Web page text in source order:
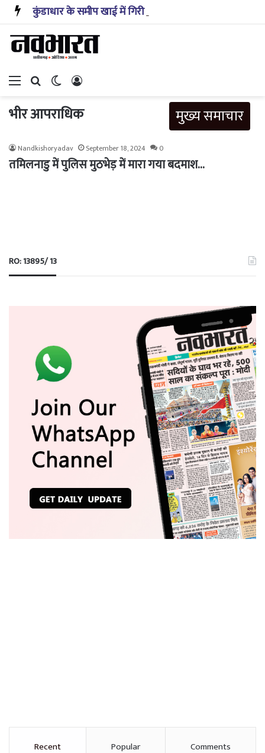
Menu Search forSwitch skin
भीर आपराधिक मुख्य समाचार
Nandkishoryadav September 18, 2024 0
तमिलनाडु में पुलिस मुठभेड़ में मारा गया बदमाश…
RO: 13895/ 13
Recent Popular Comments